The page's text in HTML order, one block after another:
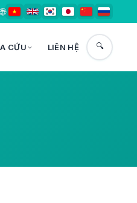
🌐
CỨU LIÊN HỆ 🔍